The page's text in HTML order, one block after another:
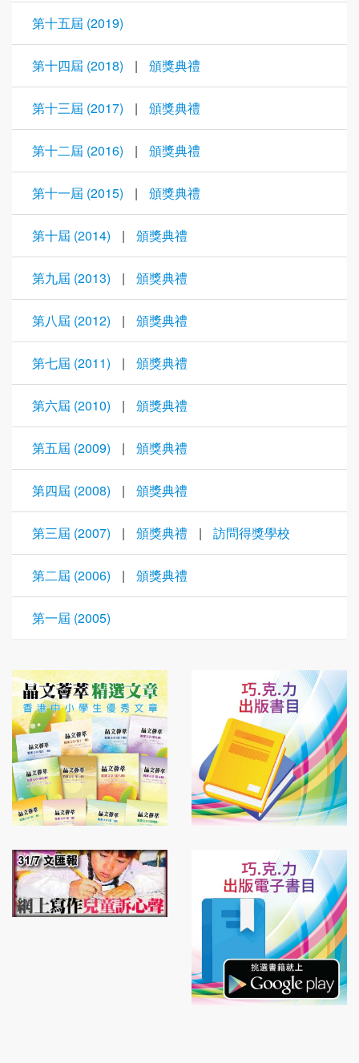
第十五屆 (2019)
第十四屆 (2018) | 頒獎典禮
第十三屆 (2017) | 頒獎典禮
第十二屆 (2016) | 頒獎典禮
第十一屆 (2015) | 頒獎典禮
第十屆 (2014) | 頒獎典禮
第九屆 (2013) | 頒獎典禮
第八屆 (2012) | 頒獎典禮
第七屆 (2011) | 頒獎典禮
第六屆 (2010) | 頒獎典禮
第五屆 (2009) | 頒獎典禮
第四屆 (2008) | 頒獎典禮
第三屆 (2007) | 頒獎典禮 | 訪問得獎學校
第二屆 (2006) | 頒獎典禮
第一屆 (2005)